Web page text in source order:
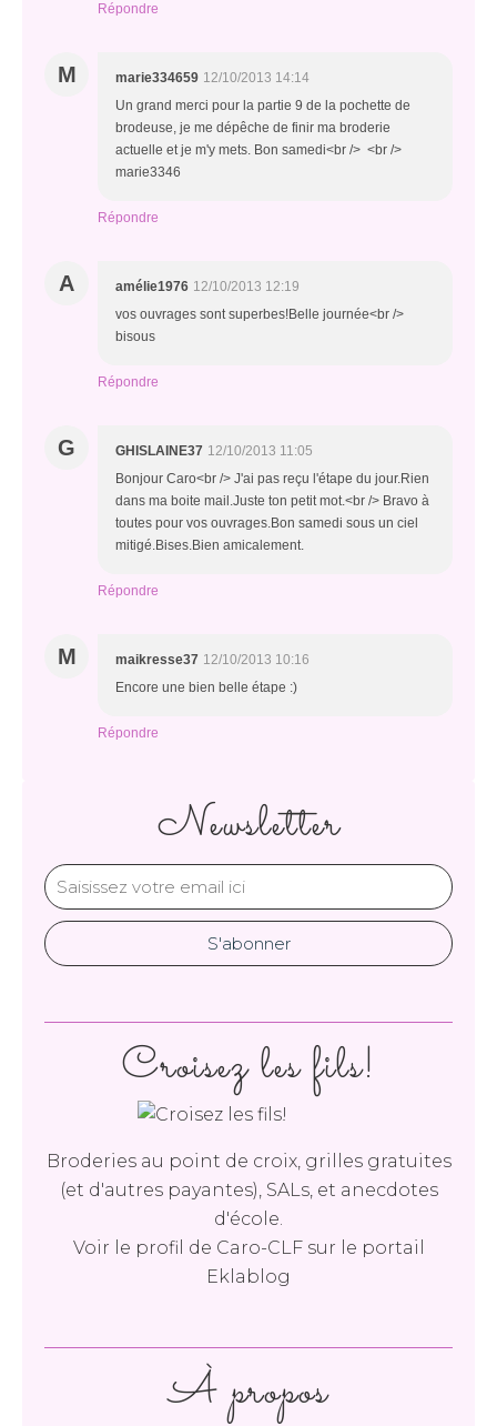
Répondre
M marie334659 12/10/2013 14:14
Un grand merci pour la partie 9 de la pochette de
brodeuse, je me dépêche de finir ma broderie
actuelle et je m'y mets. Bon samedi<br /> <br />
marie3346
Répondre
A amélie1976 12/10/2013 12:19
vos ouvrages sont superbes!Belle journée<br />
bisous
Répondre
G GHISLAINE37 12/10/2013 11:05
Bonjour Caro<br /> J'ai pas reçu l'étape du jour.Rien
dans ma boite mail.Juste ton petit mot.<br /> Bravo à
toutes pour vos ouvrages.Bon samedi sous un ciel
mitigé.Bises.Bien amicalement.
Répondre
M maikresse37 12/10/2013 10:16
Encore une bien belle étape :)
Répondre
Newsletter
Croisez les fils!
Broderies au point de croix, grilles gratuites
(et d'autres payantes), SALs, et anecdotes
d'école.
Voir le profil de Caro-CLFsur le portail
Eklablog
À propos